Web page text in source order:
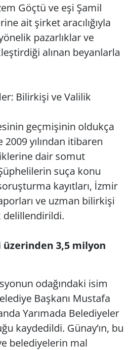
Göçtü ve eşi Şamil
ait şirket aracılığıyla
pazarlıklar ve
alınan beyanlarla
Bilirkişi ve Valilik
geçmişinin oldukça
2009 yılından itibaren
dair somut
suça konu
kayıtları, İzmir
ve uzman bilirkişi
delillendirildi.
3,5 milyon
odağındaki isim
Başkanı Mustafa
Yarımada Belediyeler
kaydedildi. Günay’ın, bu
belediyelerin mal